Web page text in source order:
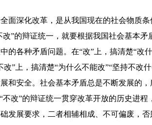
深化改革，是从我国现在的社会物质条
改”的辩证统一，就要根据我国社会基本
的各种矛盾问题。在“改”上，搞清楚“改
改”上，搞清楚“为什么不能改”“坚持不改
和安全。社会基本矛盾总是不断发展的
不改”的辩证统一贯穿改革开放的历史进
发展要求，二者相辅相成、不可偏废，